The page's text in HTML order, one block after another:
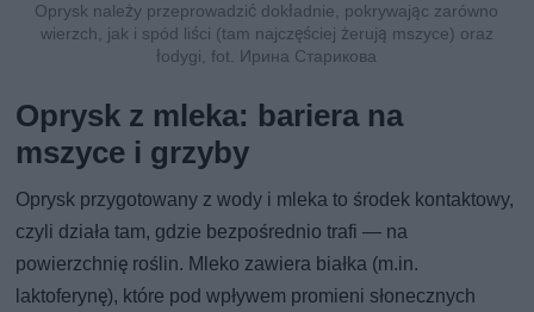
Oprysk należy przeprowadzić dokładnie, pokrywając zarówno
wierzch, jak i spód liści (tam najczęściej żerują mszyce) oraz
łodygi, fot. Ирина Старикова
Oprysk z mleka: bariera na
mszyce i grzyby
Oprysk przygotowany z wody i mleka to środek kontaktowy,
czyli działa tam, gdzie bezpośrednio trafi — na
powierzchnię roślin. Mleko zawiera białka (m.in.
laktoferynę), które pod wpływem promieni słonecznych